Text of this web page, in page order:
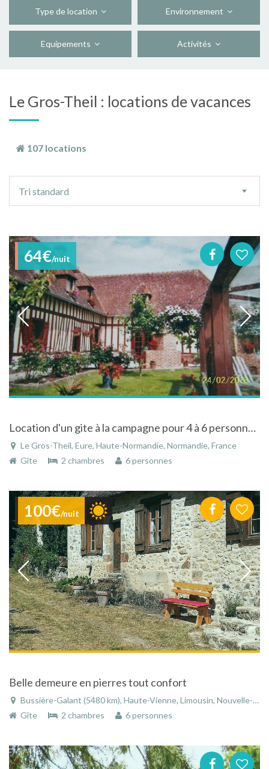
Type de location Environnement
Equipements Activités
Le Gros-Theil : locations de vacances
107 locations
tri
Tri standard
64€/nuit
Location d'un gite à la campagne pour 4 à 6 personnes avec piscine en Haute Normandie
Le Gros-Theil, Eure, Haute-Normandie, Normandie, France
Gîte
2 chambres 6 personnes
100€/nuit
Belle demeure en pierres tout confort
Bussière-Galant (5480 km), Haute-Vienne, Limousin, Nouvelle-Aquitaine, France
Gîte
2 chambres 6 personnes